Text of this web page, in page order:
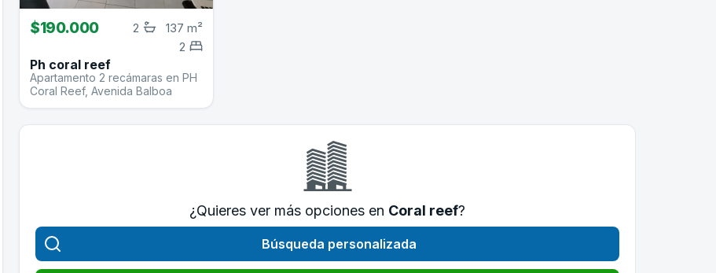
$190.000 137 m²
2
2
Ph coral reef
Apartamento 2 recámaras en PH
Coral Reef, Avenida Balboa
¿Quieres ver más opciones en Coral reef?
Búsqueda personalizada